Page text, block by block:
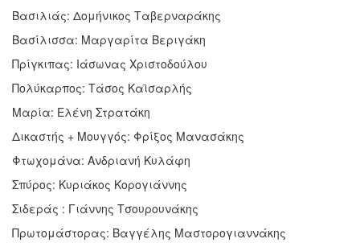
Βασιλιάς: Δομήνικος Ταβερναράκης
Βασίλισσα: Μαργαρίτα Βεριγάκη
Πρίγκιπας: Ιάσωνας Χριστοδούλου
Πολύκαρπος: Τάσος Καϊσαρλής
Μαρία: Ελένη Στρατάκη
Δικαστής + Μουγγός: Φρίξος Μανασάκης
Φτωχομάνα: Ανδριανή Κυλάφη
Σπύρος: Κυριάκος Κορογιάννης
Σιδεράς : Γιάννης Τσουρουνάκης
Πρωτομάστορας: Βαγγέλης Μαστορογιαννάκης